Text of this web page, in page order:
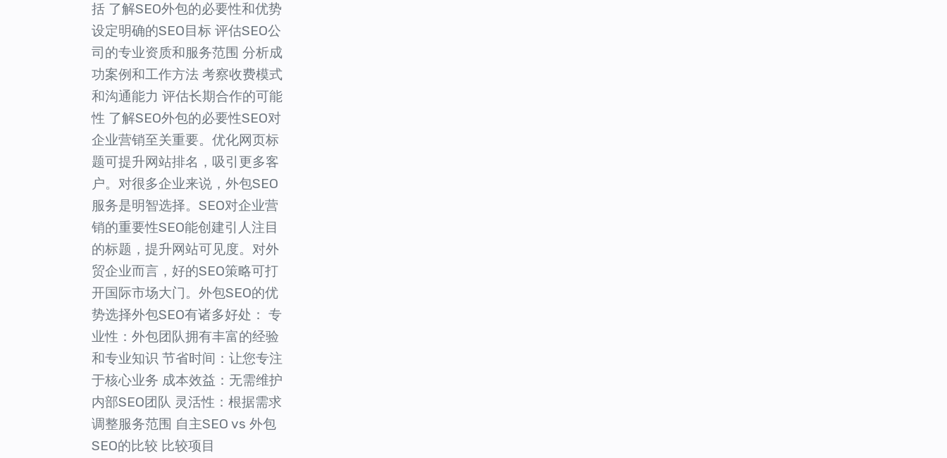
括 了解SEO外包的必要性和优势
设定明确的SEO目标 评估SEO公
司的专业资质和服务范围 分析成
功案例和工作方法 考察收费模式
和沟通能力 评估长期合作的可能
性 了解SEO外包的必要性SEO对
企业营销至关重要。优化网页标
题可提升网站排名，吸引更多客
户。对很多企业来说，外包SEO
服务是明智选择。SEO对企业营
销的重要性SEO能创建引人注目
的标题，提升网站可见度。对外
贸企业而言，好的SEO策略可打
开国际市场大门。外包SEO的优
势选择外包SEO有诸多好处： 专
业性：外包团队拥有丰富的经验
和专业知识 节省时间：让您专注
于核心业务 成本效益：无需维护
内部SEO团队 灵活性：根据需求
调整服务范围 自主SEO vs 外包
SEO的比较 比较项目